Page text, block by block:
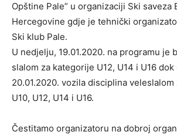
Opštine Pale” u organizaciji Ski saveza
Hercegovine gdje je tehnički
Ski klub Pale.
U nedjelju, 19.01.2020. na programu je
slalom za kategorije U12, U14 i U16
20.01.2020. vozila disciplina
U10, U12, U14 i U16.
Čestitamo organizatoru na dobroj